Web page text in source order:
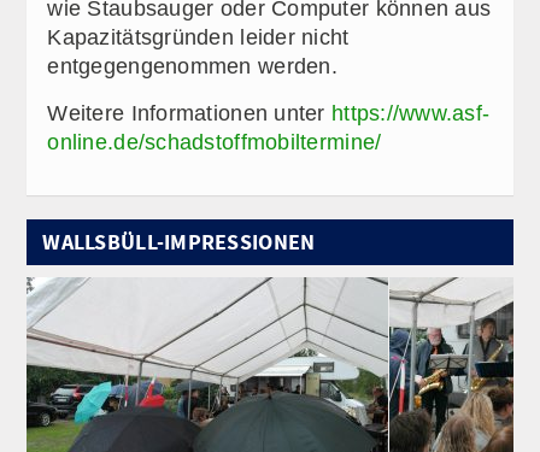
wie Staubsauger oder Computer können aus
Kapazitätsgründen leider nicht
entgegengenommen werden.
Weitere Informationen unter https://www.asf-
online.de/schadstoffmobiltermine/
WALLSBÜLL-IMPRESSIONEN